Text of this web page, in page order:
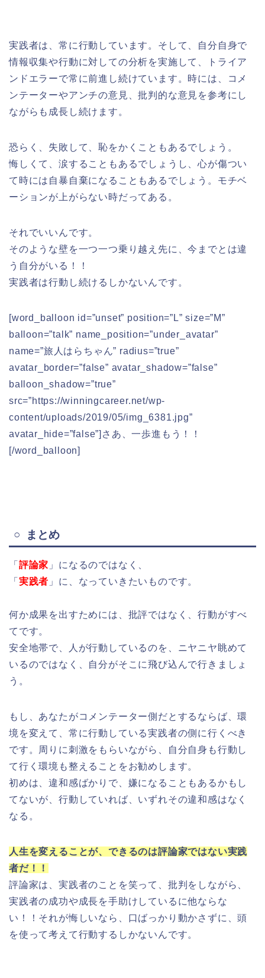
実践者は、常に行動しています。そして、自分自身で
情報収集や行動に対しての分析を実施して、トライア
ンドエラーで常に前進し続けています。時には、コメ
ンテーターやアンチの意見、批判的な意見を参考にし
ながらも成長し続けます。
恐らく、失敗して、恥をかくこともあるでしょう。
悔しくて、涙することもあるでしょうし、心が傷つい
て時には自暴自棄になることもあるでしょう。モチベ
ーションが上がらない時だってある。
それでいいんです。
そのような壁を一つ一つ乗り越え先に、今までとは違
う自分がいる！！
実践者は行動し続けるしかないんです。
[word_balloon id=”unset” position=”L” size=”M”
balloon=”talk” name_position=”under_avatar”
name=”旅人はらちゃん” radius=”true”
avatar_border=”false” avatar_shadow=”false”
balloon_shadow=”true”
src=”https://winningcareer.net/wp-
content/uploads/2019/05/img_6381.jpg”
avatar_hide=”false”]さあ、一歩進もう！！
[/word_balloon]
○ まとめ
「 評論家 」になるのではなく、
「 実践者 」に、なっていきたいものです。
何か成果を出すためには、批評ではなく、行動がすべ
てです。
安全地帯で、人が行動しているのを、ニヤニヤ眺めて
いるのではなく、自分がそこに飛び込んで行きましょ
う。
もし、あなたがコメンテーター側だとするならば、環
境を変えて、常に行動している実践者の側に行くべき
です。周りに刺激をもらいながら、自分自身も行動し
て行く環境も整えることをお勧めします。
初めは、違和感ばかりで、嫌になることもあるかもし
てないが、行動していれば、いずれその違和感はなく
なる。
人生を変えることが、できるのは評論家ではない実践
者だ！！
評論家は、実践者のことを笑って、批判をしながら、
実践者の成功や成長を手助けしているに他ならな
い！！それが悔しいなら、口ばっかり動かさずに、頭
を使って考えて行動するしかないんです。